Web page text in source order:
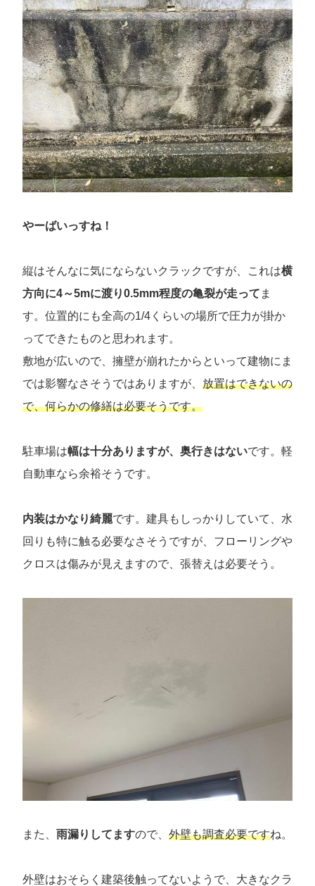
やーばいっすね！
縦はそんなに気にならないクラックですが、これは横
方向に4～5mに渡り0.5mm程度の亀裂が走って ま
す。位置的にも全高の1/4くらいの場所で圧力が掛か
ってできたものと思われます。
敷地が広いので、擁壁が崩れたからといって建物にま
では影響なさそうではありますが、 放置はできないの
で、何らかの修繕は必要そうです。
駐車場は幅は十分ありますが、奥行きはないです。軽
自動車なら余裕そうです。
内装はかなり綺麗です。建具もしっかりしていて、水
回りも特に触る必要なさそうですが、フローリングや
クロスは傷みが見えますので、張替えは必要そう。
また、 雨漏りしてますので、 外壁も調査必要ですね。
外壁はおそらく建築後触ってないようで、大きなクラ